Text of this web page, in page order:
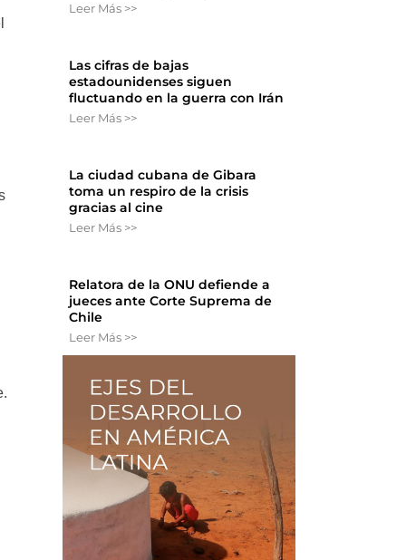
Leer Más >>
Las cifras de bajas
estadounidenses siguen
fluctuando en la guerra con Irán
Leer Más >>
La ciudad cubana de Gibara
toma un respiro de la crisis
gracias al cine
Leer Más >>
Relatora de la ONU defiende a
jueces ante Corte Suprema de
Chile
Leer Más >>